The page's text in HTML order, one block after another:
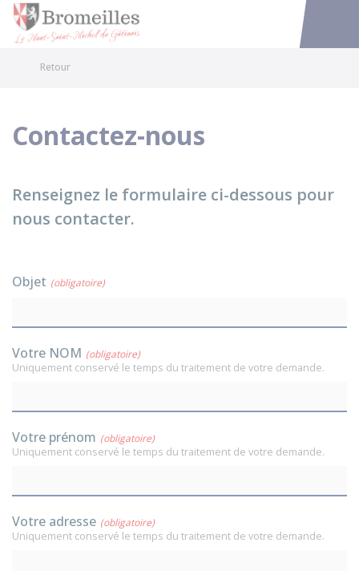
Accéder
Retour
Contactez-nous
Renseignez le formulaire ci-dessous pour
nous contacter.
Objet (obligatoire)
Votre NOM (obligatoire)
Uniquement conservé le temps du traitement de votre demande.
Votre prénom (obligatoire)
Uniquement conservé le temps du traitement de votre demande.
Votre adresse (obligatoire)
Uniquement conservé le temps du traitement de votre demande.